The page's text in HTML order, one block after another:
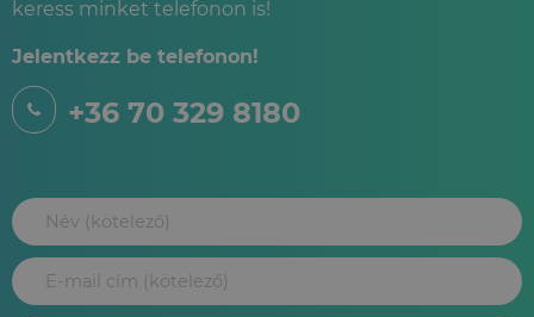
keress minket telefonon is!
Jelentkezz be telefonon!
+36 70 329 8180